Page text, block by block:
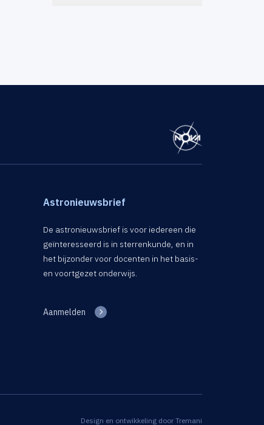
Astronieuwsbrief
De astronieuwsbrief is voor iedereen die
geïnteresseerd is in sterrenkunde, en in
het bijzonder voor docenten in het basis-
en voortgezet onderwijs.
Aanmelden
Design en ontwikkeling door Tremani